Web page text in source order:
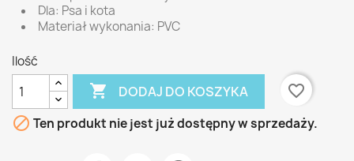
Dla: Psa i kota
Materiał wykonania: PVC
Ilość
 DODAJ DO KOSZYKA
favorite_border
 Ten produkt nie jest już dostępny w sprzedaży.